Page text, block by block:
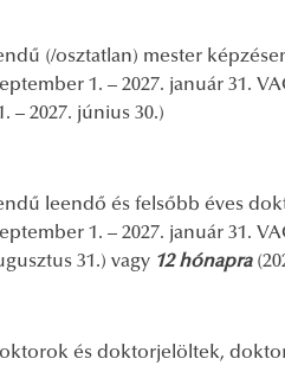
(/osztatlan) mester
1. – 2027. január 31.
– 2027. június 30.)
leendő és felsőbb éves
1. – 2027. január 31.
31.) vagy 12 hónapra
és doktorjelöltek,